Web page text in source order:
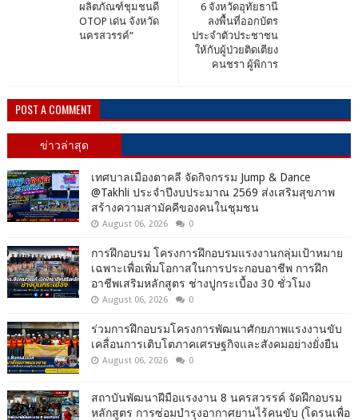
6 จังหวัดอุทัยธานี
ลงพื้นที่ออกบัตร
ประจำตัวประชาชน
ให้กับผู้ป่วยติดเตียง
คนชรา ผู้พิการ
ผลิตภัณฑ์ชุมชนดี
OTOP เด่น จังหวัด
นครสวรรค์”
POST A COMMENT
ข่าวล่าสุด
เทศบาลเมืองตาคลี จัดกิจกรรม Jump & Dance
@Takhli ประจำปีงบประมาณ 2569 ส่งเสริมสุขภาพ
สร้างความสามัคคีของคนในชุมชน
August 06, 2026 0
การฝึกอบรม โครงการฝึกอบรมแรงงานกลุ่มเป้าหมาย
เฉพาะเพื่อเพิ่มโอกาสในการประกอบอาชีพ การฝึก
อาชีพเสริมหลักสูตร ช่างปูกระเบื้อง 30 ชั่วโมง
August 06, 2026 0
ร่วมการฝึกอบรมโครงการพัฒนาศักยภาพแรงงานขับ
เคลื่อนการเติบโตภาคเศรษฐกิจและสังคมอย่างยั่งยืน
August 06, 2026 0
สถาบันพัฒนาฝีมือแรงงาน 8 นครสวรรค์ จัดฝึกอบรม
หลักสูตร การซ่อมบำรุงอากาศยานไร้คนขับ (โดรนเพื่อ